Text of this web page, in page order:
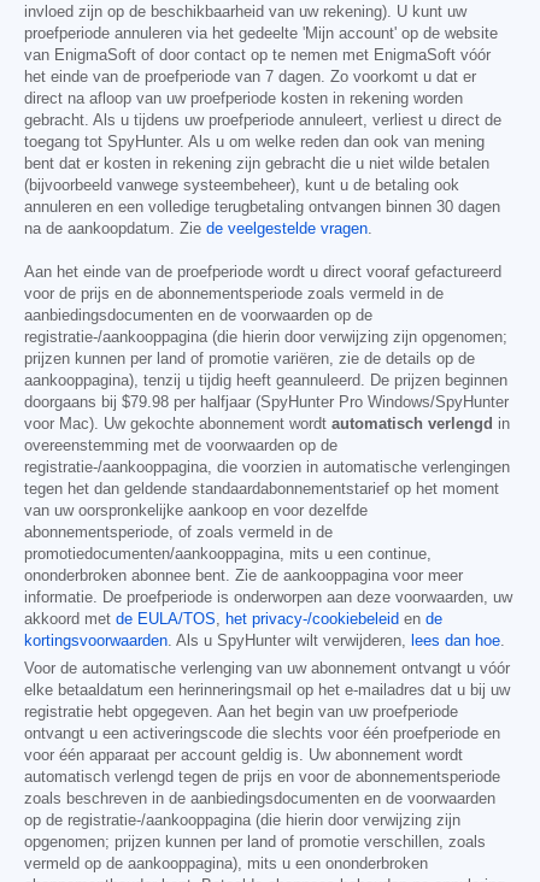
invloed zijn op de beschikbaarheid van uw rekening). U kunt uw
proefperiode annuleren via het gedeelte 'Mijn account' op de website
van EnigmaSoft of door contact op te nemen met EnigmaSoft vóór
het einde van de proefperiode van 7 dagen. Zo voorkomt u dat er
direct na afloop van uw proefperiode kosten in rekening worden
gebracht. Als u tijdens uw proefperiode annuleert, verliest u direct de
toegang tot SpyHunter. Als u om welke reden dan ook van mening
bent dat er kosten in rekening zijn gebracht die u niet wilde betalen
(bijvoorbeeld vanwege systeembeheer), kunt u de betaling ook
annuleren en een volledige terugbetaling ontvangen binnen 30 dagen
na de aankoopdatum. Zie de veelgestelde vragen
Aan het einde van de proefperiode wordt u direct vooraf gefactureerd
voor de prijs en de abonnementsperiode zoals vermeld in de
aanbiedingsdocumenten en de voorwaarden op de
registratie-/aankooppagina (die hierin door verwijzing zijn opgenomen;
prijzen kunnen per land of promotie variëren, zie de details op de
aankooppagina), tenzij u tijdig heeft geannuleerd. De prijzen beginnen
doorgaans bij $79.98 per halfjaar (SpyHunter Pro Windows/SpyHunter
voor Mac). Uw gekochte abonnement wordt automatisch verlengd in
overeenstemming met de voorwaarden op de
registratie-/aankooppagina, die voorzien in automatische verlengingen
tegen het dan geldende standaardabonnementstarief op het moment
van uw oorspronkelijke aankoop en voor dezelfde
abonnementsperiode, of zoals vermeld in de
promotiedocumenten/aankooppagina, mits u een continue,
ononderbroken abonnee bent. Zie de aankooppagina voor meer
informatie. De proefperiode is onderworpen aan deze voorwaarden, uw
akkoord met de EULA/TOS het privacy-/cookiebeleid en de
kortingsvoorwaarden . Als u SpyHunter wilt verwijderen, lees dan hoe
Voor de automatische verlenging van uw abonnement ontvangt u vóór
elke betaaldatum een herinneringsmail op het e-mailadres dat u bij uw
registratie hebt opgegeven. Aan het begin van uw proefperiode
ontvangt u een activeringscode die slechts voor één proefperiode en
voor één apparaat per account geldig is. Uw abonnement wordt
automatisch verlengd tegen de prijs en voor de abonnementsperiode
zoals beschreven in de aanbiedingsdocumenten en de voorwaarden
op de registratie-/aankooppagina (die hierin door verwijzing zijn
opgenomen; prijzen kunnen per land of promotie verschillen, zoals
vermeld op de aankooppagina), mits u een ononderbroken